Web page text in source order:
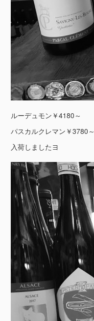
ルーデュモン￥4180～
パスカルクレマン￥3780～
入荷しましたヨ